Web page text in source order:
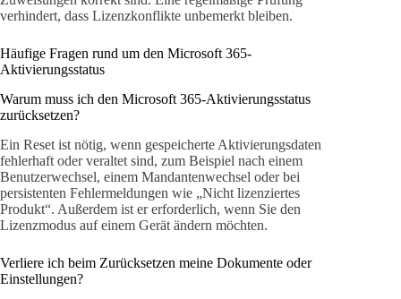
verhindert, dass Lizenzkonflikte unbemerkt bleiben.
Häufige Fragen rund um den Microsoft 365-
Aktivierungsstatus
Warum muss ich den Microsoft 365-Aktivierungsstatus
zurücksetzen?
Ein Reset ist nötig, wenn gespeicherte Aktivierungsdaten
fehlerhaft oder veraltet sind, zum Beispiel nach einem
Benutzerwechsel, einem Mandantenwechsel oder bei
persistenten Fehlermeldungen wie „Nicht lizenziertes
Produkt“. Außerdem ist er erforderlich, wenn Sie den
Lizenzmodus auf einem Gerät ändern möchten.
Verliere ich beim Zurücksetzen meine Dokumente oder
Einstellungen?